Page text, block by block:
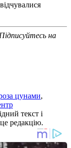
на
цунами,
текст і
редакцію.